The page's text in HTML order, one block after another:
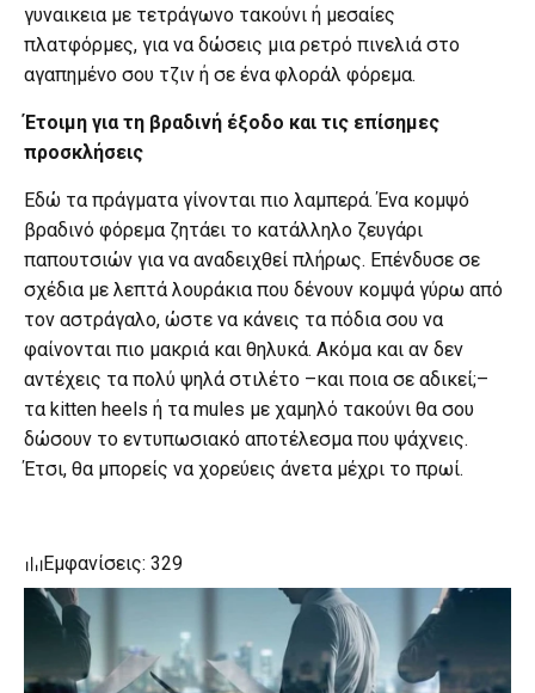
γυναικεια με τετράγωνο τακούνι ή μεσαίες
πλατφόρμες, για να δώσεις μια ρετρό πινελιά στο
αγαπημένο σου τζιν ή σε ένα φλοράλ φόρεμα.
Έτοιμη για τη βραδινή έξοδο και τις επίσημες
προσκλήσεις
Εδώ τα πράγματα γίνονται πιο λαμπερά. Ένα κομψό
βραδινό φόρεμα ζητάει το κατάλληλο ζευγάρι
παπουτσιών για να αναδειχθεί πλήρως. Επένδυσε σε
σχέδια με λεπτά λουράκια που δένουν κομψά γύρω από
τον αστράγαλο, ώστε να κάνεις τα πόδια σου να
φαίνονται πιο μακριά και θηλυκά. Ακόμα και αν δεν
αντέχεις τα πολύ ψηλά στιλέτο –και ποια σε αδικεί;–
τα kitten heels ή τα mules με χαμηλό τακούνι θα σου
δώσουν το εντυπωσιακό αποτέλεσμα που ψάχνεις.
Έτσι, θα μπορείς να χορεύεις άνετα μέχρι το πρωί.
Εμφανίσεις: 329